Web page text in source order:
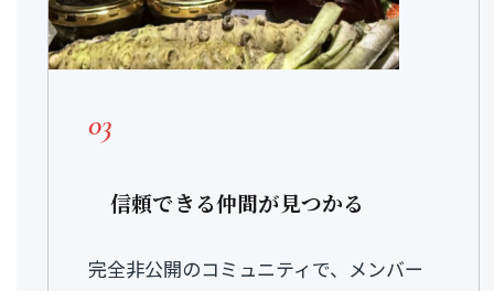
03
信頼できる仲間が見つかる
完全非公開のコミュニティで、メンバー